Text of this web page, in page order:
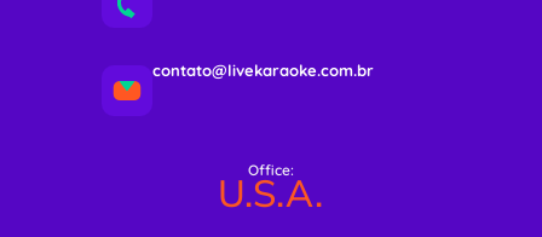
contato@livekaraoke.com.br
Office:
U.S.A.